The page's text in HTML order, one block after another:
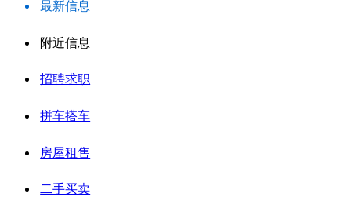
最新信息
附近信息
招聘求职
拼车搭车
房屋租售
二手买卖